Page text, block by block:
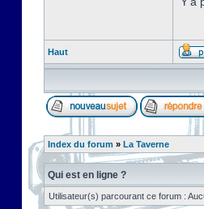
Haut
Index du forum » La Taverne
Qui est en ligne ?
Utilisateur(s) parcourant ce forum :